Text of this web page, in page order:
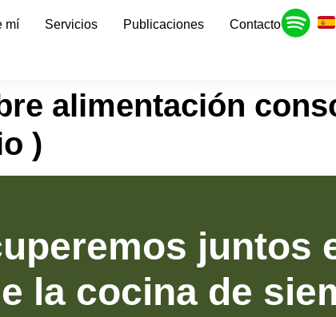
mí Servicios Publicaciones Contacto
alimentación
)
juntos
la cocina de